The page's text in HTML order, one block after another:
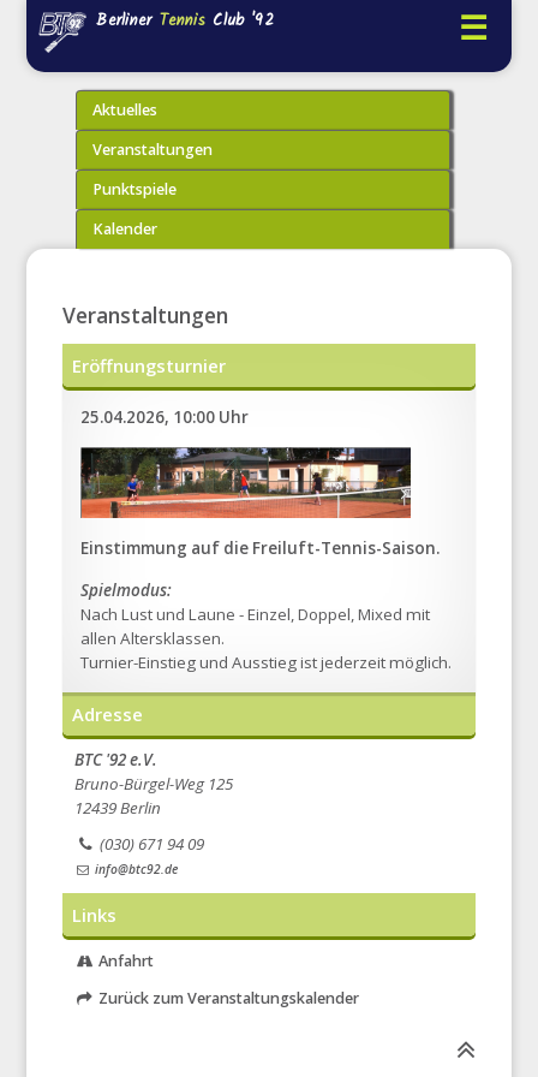
BerlinerTennisClub '92 ☰
Aktuelles
Veranstaltungen
Punktspiele
Kalender
Veranstaltungen
Eröffnungsturnier
25.04.2026, 10:00 Uhr
Einstimmung auf die Freiluft-Tennis-Saison.
Spielmodus:
Nach Lust und Laune - Einzel, Doppel, Mixed mit
allen Altersklassen.
Turnier-Einstieg und Ausstieg ist jederzeit möglich.
Adresse
BTC '92 e.V.
Bruno-Bürgel-Weg 125
12439 Berlin
(030) 671 94 09
info@btc92.de
Links
Anfahrt
Zurück zum Veranstal­tungs­kalender